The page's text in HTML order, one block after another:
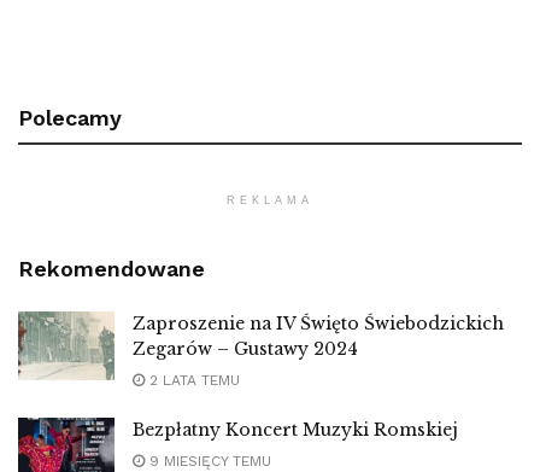
Polecamy
REKLAMA
Rekomendowane
Zaproszenie na IV Święto Świebodzickich
Zegarów – Gustawy 2024
2 LATA TEMU
Bezpłatny Koncert Muzyki Romskiej
9 MIESIĘCY TEMU